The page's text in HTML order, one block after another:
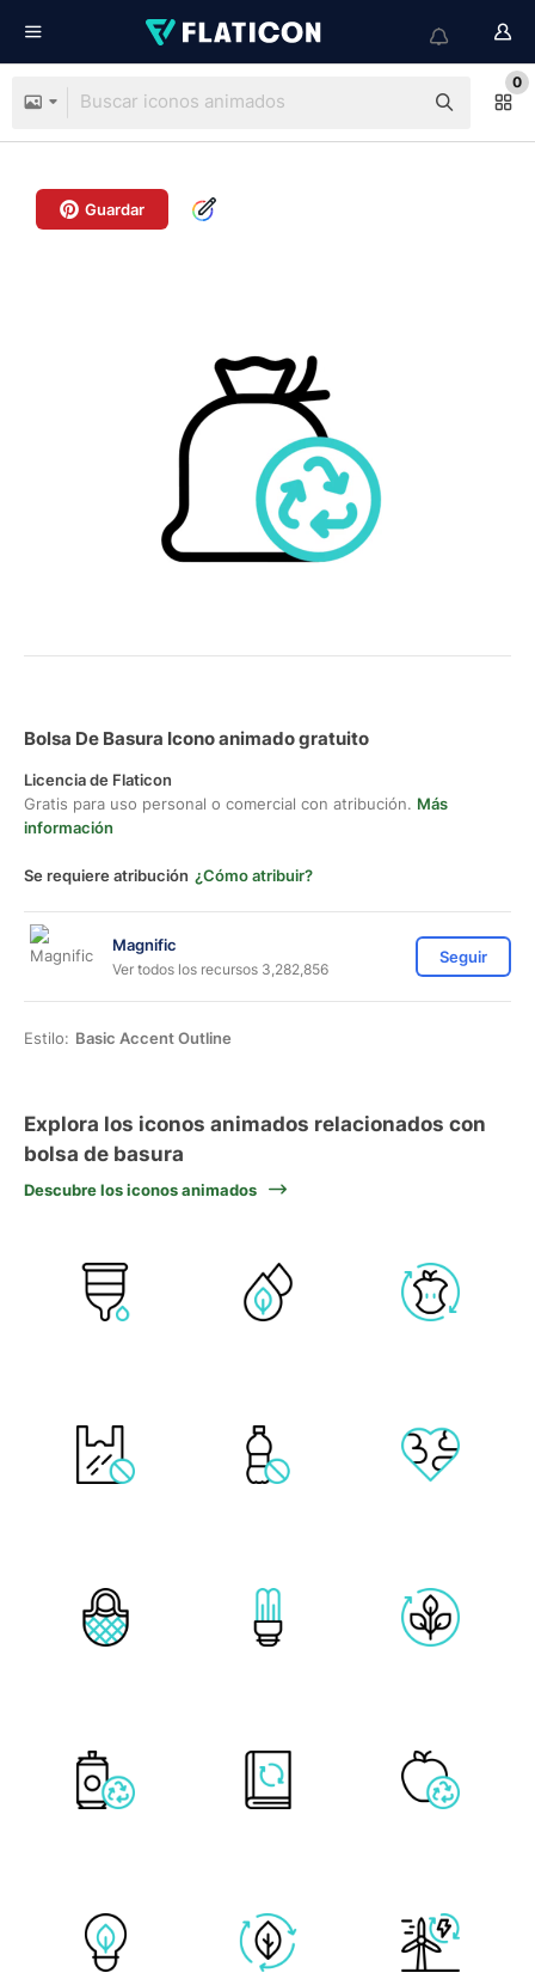
0
Guardar
Bolsa De Basura Icono animado gratuito
Licencia de Flaticon
Gratis para uso personal o comercial con atribución. Más
información
Se requiere atribución ¿Cómo atribuir?
Magnific
Ver todos los recursos 3,282,856
Seguir
Estilo: Basic Accent Outline
Explora los iconos animados relacionados con
bolsa de basura
Descubre los iconos animados